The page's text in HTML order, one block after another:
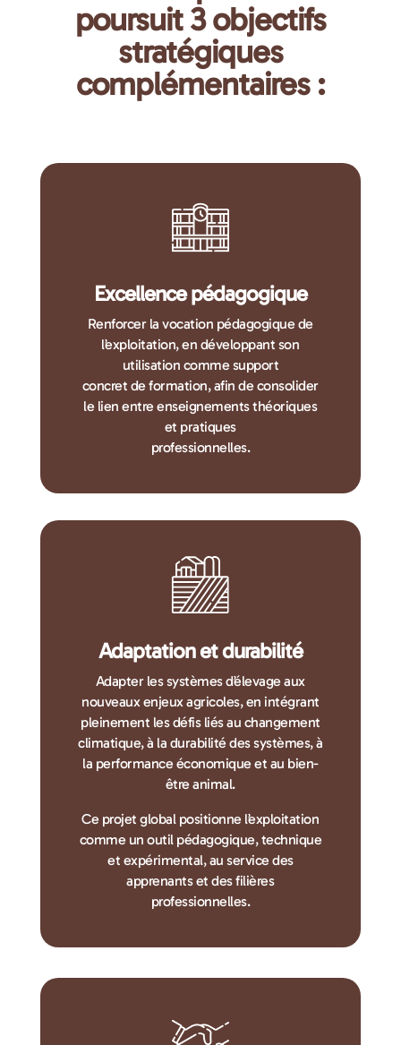
poursuit 3 objectifs
stratégiques
complémentaires :
Excellence pédagogique
Renforcer la vocation pédagogique de
l’exploitation, en développant son
utilisation comme support
concret de formation, afin de consolider
le lien entre enseignements théoriques
et pratiques
professionnelles.
Adaptation et durabilité
Adapter les systèmes d’élevage aux
nouveaux enjeux agricoles, en intégrant
pleinement les défis liés au changement
climatique, à la durabilité des systèmes, à
la performance économique et au bien-
être animal.
Ce projet global positionne l’exploitation
comme un outil pédagogique, technique
et expérimental, au service des
apprenants et des filières
professionnelles.